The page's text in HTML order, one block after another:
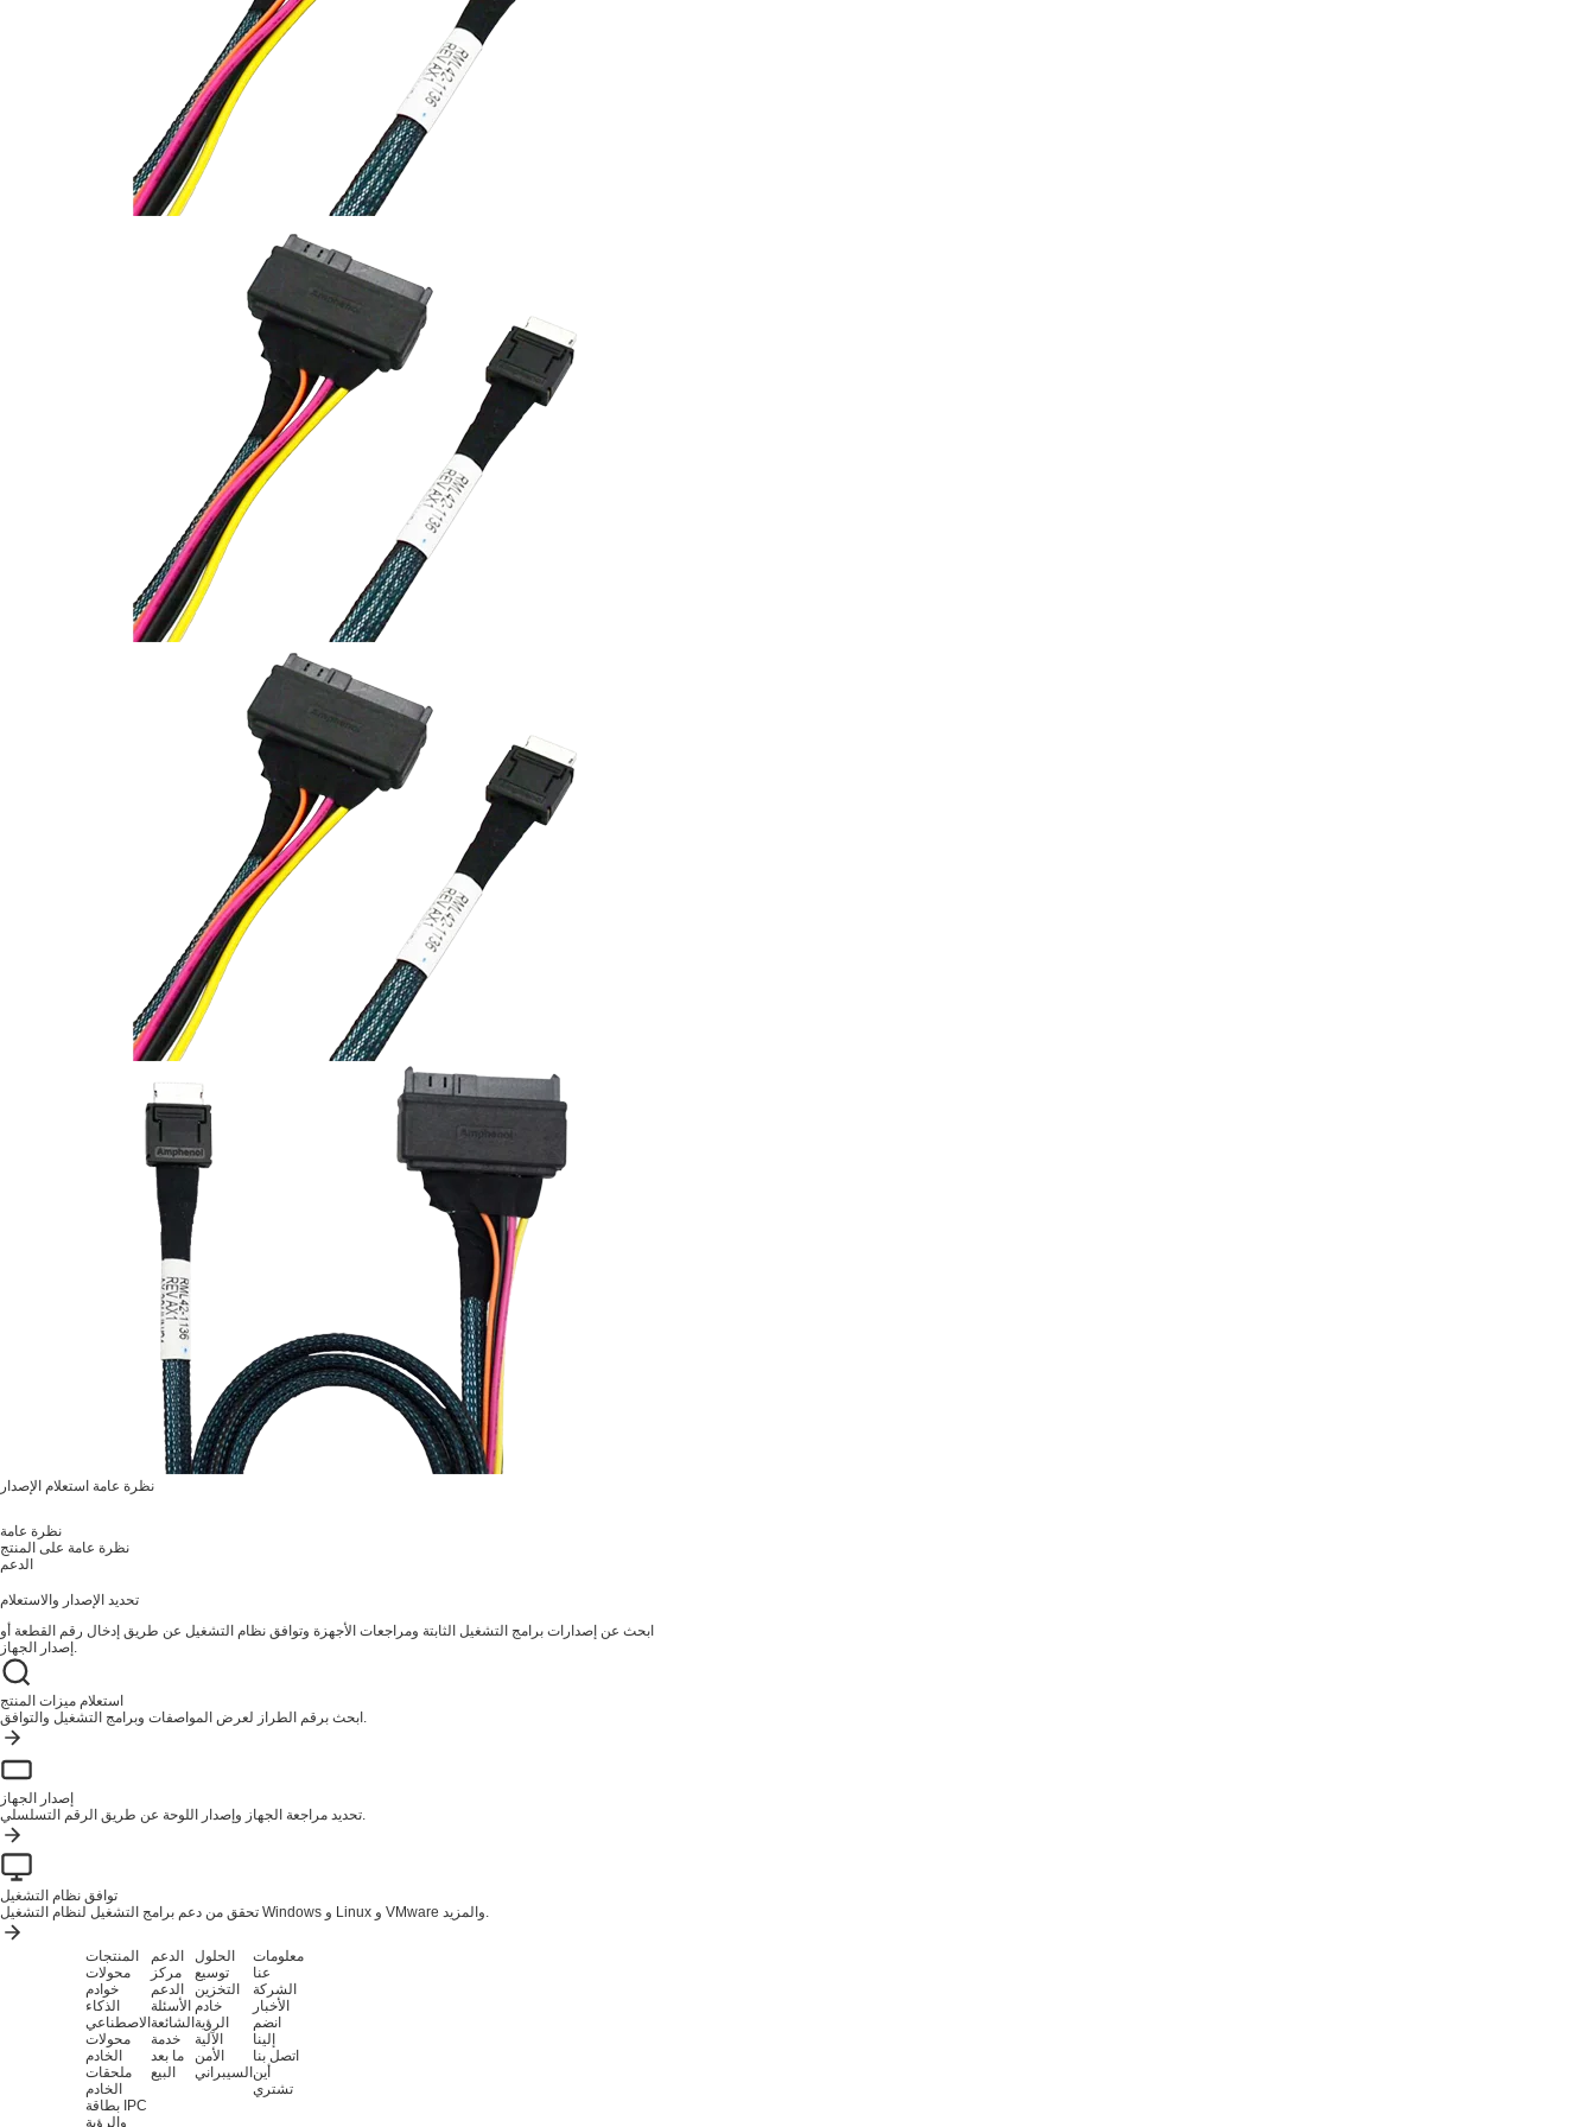
نظرة عامة استعلام الإصدار
نظرة عامة
نظرة عامة على المنتج
الدعم
تحديد الإصدار والاستعلام
ابحث عن إصدارات برامج التشغيل الثابتة ومراجعات الأجهزة وتوافق نظام التشغيل عن طريق إدخال رقم القطعة أو
إصدار الجهاز.
استعلام ميزات المنتج
ابحث برقم الطراز لعرض المواصفات وبرامج التشغيل والتوافق.
إصدار الجهاز
تحديد مراجعة الجهاز وإصدار اللوحة عن طريق الرقم التسلسلي.
توافق نظام التشغيل
تحقق من دعم برامج التشغيل لنظام التشغيل Windows و Linux و VMware والمزيد.
المنتجات
محولات
خوادم
الذكاء
الاصطناعي
محولات
الخادم
ملحقات
الخادم
بطاقة IPC
والرؤية
الدعم
مركز
الدعم
الأسئلة
الشائعة
خدمة
ما بعد
البيع
الحلول
توسيع
التخزين
خادم
الرؤية
الآلية
الأمن
السيبراني
معلومات
عنا
الشركة
الأخبار
انضم
إلينا
اتصل بنا
أين
تشتري